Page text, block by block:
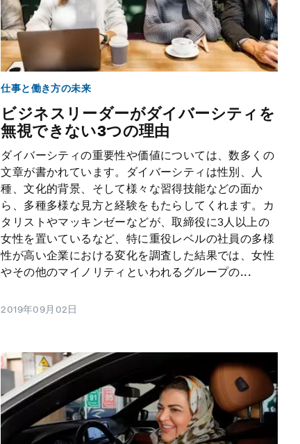
仕事と働き方の未来
ビジネスリーダーがダイバーシティを
無視できない3つの理由
ダイバーシティの重要性や価値については、数多くの
文章が書かれています。ダイバーシティは性別、人
種、文化的背景、そして様々な習得技能などの面か
ら、多種多様な見方と経験をもたらしてくれます。カ
タリストやマッキンゼーなどが、取締役に3人以上の
女性を置いているなど、特に重役レベルの社員の多様
性が高い企業における変化を調査した結果では、女性
やその他のマイノリティといわれるグループの...
2019年09月02日